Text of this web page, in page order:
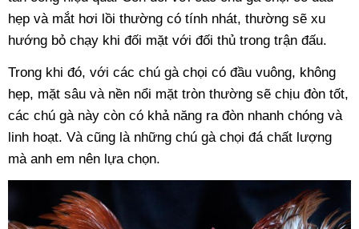
hẹp và mắt hơi lồi thường có tính nhát, thường sẽ xu
hướng bỏ chạy khi đối mặt với đối thủ trong trận đấu.
Trong khi đó, với các chú gà chọi có đầu vuông, không
hẹp, mặt sâu và nền nổi mặt tròn thường sẽ chịu đòn tốt,
các chú gà này còn có khả năng ra đòn nhanh chóng và
linh hoạt. Và cũng là những chú gà chọi đá chất lượng
mà anh em nên lựa chọn.